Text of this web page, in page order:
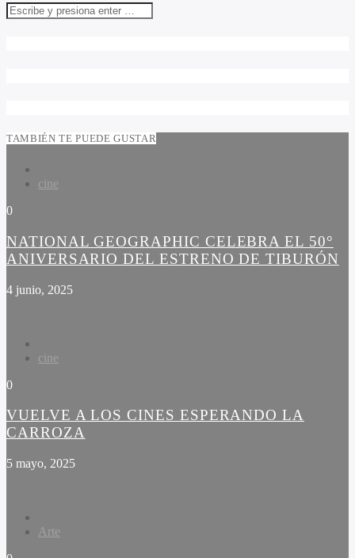
TAMBIÉN TE PUEDE GUSTAR
cine
0
NATIONAL GEOGRAPHIC CELEBRA EL 50°
ANIVERSARIO DEL ESTRENO DE TIBURÓN
4 junio, 2025
cine
0
VUELVE A LOS CINES ESPERANDO LA
CARROZA
5 mayo, 2025
Arte